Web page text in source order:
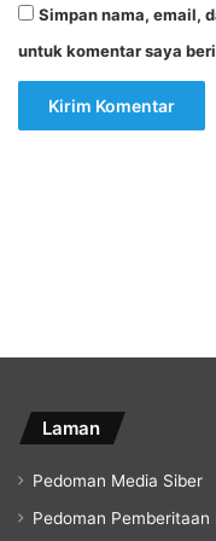
Simpan nama, email,
untuk komentar saya
Laman
Pedoman Media Siber
Pedoman Pemberitaan